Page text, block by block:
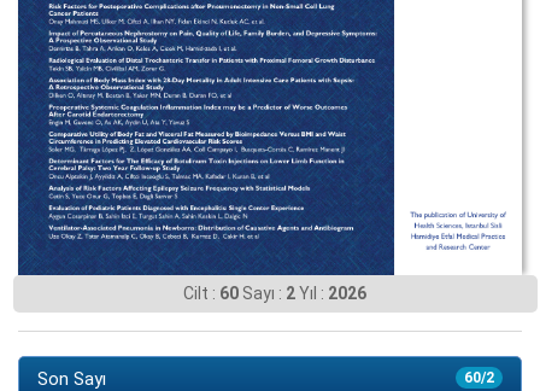
Cilt : 60 Sayı : 2Yıl : 2026
60/2
Son Sayı